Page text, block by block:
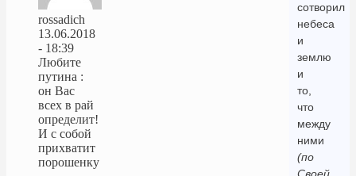
сотворил
небеса
и
землю
и
то,
что
между
ними
(по
rossadich
13.06.2018
- 18:39
Любите
путина :
он Вас
всех в рай
определит!
И с собой
прихватит
порошенку